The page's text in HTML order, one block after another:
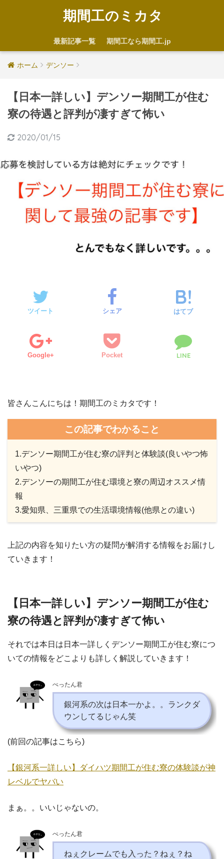
期間工のミカタ
最新記事一覧 期間工なら期間工.jp
ホーム デンソー
【日本一詳しい】デンソー期間工が住む
寮の待遇と評判が凄すぎて怖い
2020/01/15
ツイート シェア はてブ
Google+ Pocket LINE
皆さんこんにちは！期間工のミカタです！
この記事でわかること
1.デンソー期間工が住む寮の評判と体験談(良いやつ怖
いやつ)
2.デンソーの期間工が住む環境と寮の周辺オススメ情
報
3.愛知県、三重県での生活環境情報(他県との違い)
上記の内容を知りたい方の疑問が解消する情報をお届けし
ていきます！
【日本一詳しい】デンソー期間工が住む
寮の待遇と評判が凄すぎて怖い
それでは本日は日本一詳しくデンソー期間工が住む寮につ
いての情報をどこよりも詳しく解説していきます！
ぺったん君
銀河系の次は日本一かよ。。ランクダ
ウンしてるじゃん笑
(前回の記事はこちら)
【銀河系一詳しい】ダイハツ期間工が住む寮の体験談が神
レベルでヤバい
まぁ。。いいじゃないの。
ぺったん君
ねぇクレームでも入った？ねぇ？ね